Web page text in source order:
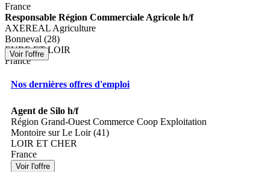
France
Responsable Région Commerciale Agricole h/f
AXEREAL Agriculture
Bonneval (28)
EURE ET LOIR
France
Nos dernières offres d'emploi
Agent de Silo h/f
Région Grand-Ouest Commerce Coop Exploitation
Montoire sur Le Loir (41)
LOIR ET CHER
France